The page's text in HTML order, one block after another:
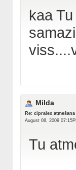
kaa
Milda
Re: cipralex atmešana
August 08, 2009
Tu